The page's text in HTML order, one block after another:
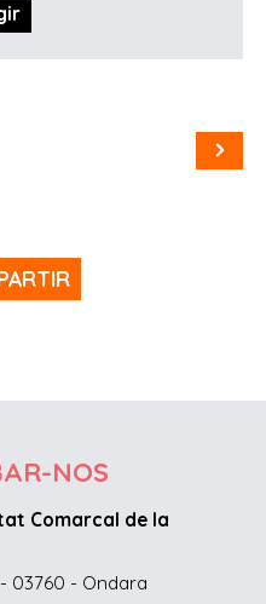
NOS
Comarcal de la
03760 - Ondara